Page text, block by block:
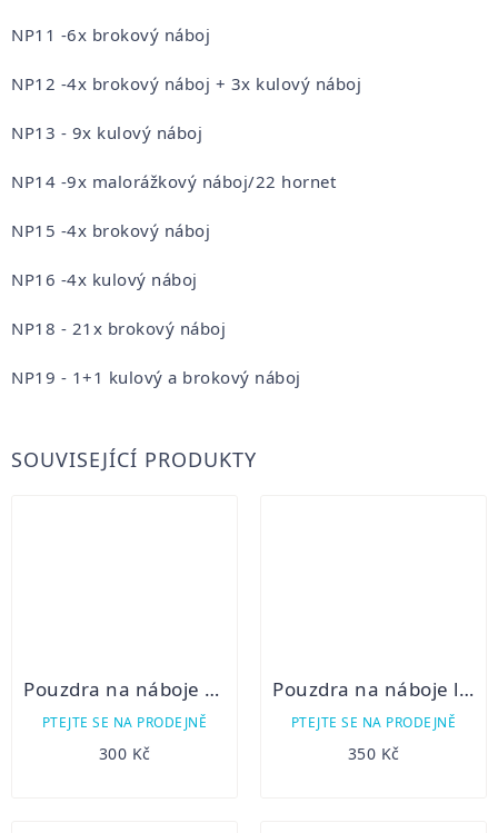
NP11 -6x brokový náboj
NP12 -4x brokový náboj + 3x kulový náboj
NP13 - 9x kulový náboj
NP14 -9x malorážkový náboj/22 hornet
NP15 -4x brokový náboj
NP16 -4x kulový náboj
NP18 - 21x brokový náboj
NP19 - 1+1 kulový a brokový náboj
SOUVISEJÍCÍ PRODUKTY
Pouzdra na náboje na předpažbí brokové
PTEJTE SE NA PRODEJNĚ
300 Kč
Pouzdra na náboje lodenová 4b
PTEJTE SE NA PRODEJNĚ
350 Kč